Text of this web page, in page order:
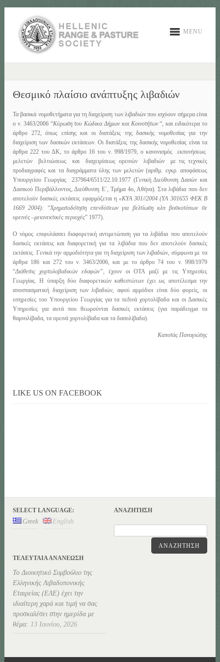
MENU
Θεσμικό πλαίσιο ανάπτυξης λιβαδιών
Τα βασικά νομοθετήματα για τη διαχείριση των λιβαδιών που ισχύουν σήμερα είναι
ο ν. 3463/2006 “Κύρωση του Κώδικα Δήμων και Κοινοτήτων“, και ειδικότερα το
άρθρο 272, όπως επίσης και οι διατάξεις της δασικής νομοθεσίας για την
διαχείριση των δασικών εκτάσεων. Οι διατάξεις της δασικής νομοθεσίας είναι τα
άρθρα 222 του ΔΚ, το άρθρο 16 του ν. 998/1979, ο κανονισμός εκπονήσεως
μελετών βελτιώσεως και διαχειρίσεως ορεινών λιβαδιών με τις τεχνικές
προδιαγραφές και τα διαγράμματα ύλης των μελετών (αριθμ. εγκρ. αποφάσεως
Υπουργείου Γεωργίας 237964/6511/22.10.1977 (Γενική Διεύθυνση Δασών και
Δασικού Περιβάλλοντος, Διεύθυνση Ε΄, Τμήμα 4ο, Αθήνα). Στα λιβάδια που δεν
αποτελούν δασικές εκτάσεις εφαρμόζεται η «ΚΥΑ 301//2004 (ΥΑ 301655 ΦΕΚ Β
1669 2004): “Χρηματοδότηση επενδύσεων για βελτίωση κλπ βοσκοτόπων σε
ορεινές –μειονεκτικές περιοχές” 1977).
Ο νόμος επιφυλάσσει διαφορετική αντιμετώπιση για τα λιβάδια που αποτελούν
δασικές εκτάσεις και διαφορετική για τα λιβάδια που δεν αποτελούν δασικές
εκτάσεις. Γενικά την αρμοδιότητα για τη διαχείριση των λιβαδιών, σύμφωνα με τα
άρθρα 186 και 272 του ν. 3463/2006, και με το άρθρο 74 του ν. 998/1979
“Διάθεσις χορτολοβαδικών εδαφών”, έχουν οι ΟΤΑ μαζί με τις Υπηρεσίες
Γεωργίας. Η ύπαρξη δύο διαφορετικών καθεστώτων έχει ως αποτέλεσμα την
αποσπασματική διαχείριση των λιβαδιών, αφού αρμόδιοι είναι δύο φορείς, οι
υπηρεσίες του Υπουργείου Γεωργίας για τα πεδινά χορτολίβαδα και οι Δασικές
Υπηρεσίες για αυτά που θεωρούνται δασικές εκτάσεις (για παράδειγμα τα
θαμνολίβαδα, τα ορεινά χορτολίβαδα και τα δασολίβαδα).
Καποτάς Παναγιώτης
LIKE US ON FACEBOOK
SELECT LANGUAGE:
Greek English
ΑΝΑΖΉΤΗΣΗ
ΑΝΑΖΉΤΗΣΗ
ΤΕΛΕΥΤΑΊΑ ΑΝΑΝΕΏΣΗ
Το Διοικητικό Συμβούλιο της
Ελληνικής Λιβαδοπονικής
Εταιρείας (ΕΛΕ) έχει την
ιδιαίτερη χαρά και τιμή να σας
προσκαλέσει στην ημερίδα με
θέμα: 13 Ιουνίου, 2026